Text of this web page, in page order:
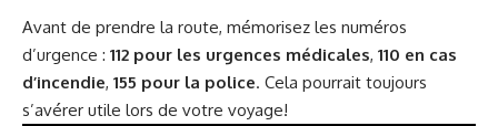
Avant de prendre la route, mémorisez les numéros
d’urgence : 112 pour les urgences médicales, 110 en cas
d’incendie, 155 pour la police. Cela pourrait toujours
s’avérer utile lors de votre voyage!